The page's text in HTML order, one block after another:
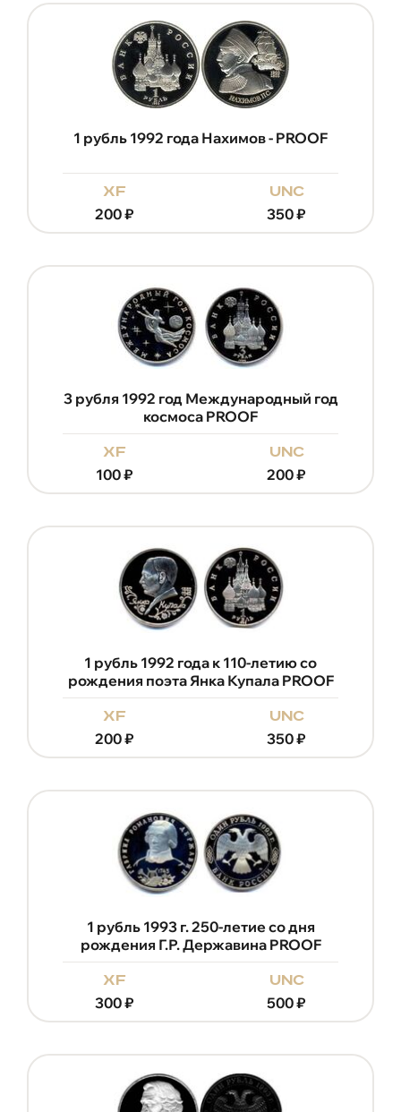
1 рубль 1992 года Нахимов - PROOF
xf
200₽
unc
350₽
3 рубля 1992 год Международный год
космоса PROOF
xf
100₽
unc
200₽
1 рубль 1992 года к 110-летию со
рождения поэта Янка Купала PROOF
xf
200₽
unc
350₽
1 рубль 1993 г. 250-летие со дня
рождения Г.Р. Державина PROOF
xf
300₽
unc
500₽